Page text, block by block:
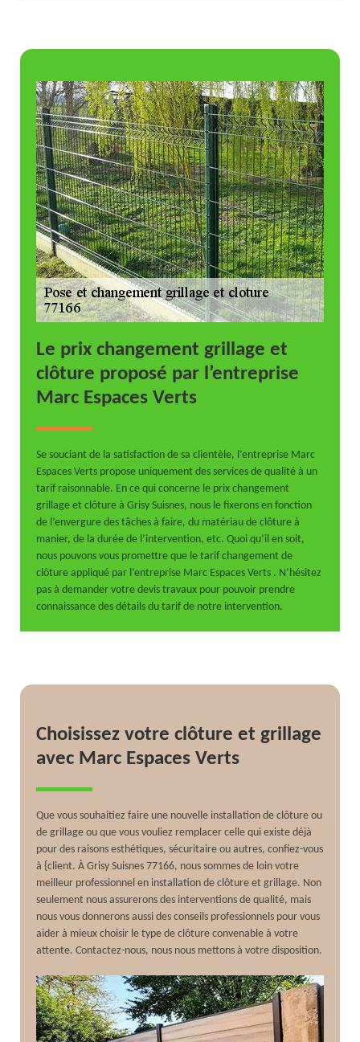
Le prix changement grillage et
clôture proposé par l’entreprise
Marc Espaces Verts
Se souciant de la satisfaction de sa clientèle, l’entreprise Marc
Espaces Verts propose uniquement des services de qualité à un
tarif raisonnable. En ce qui concerne le prix changement
grillage et clôture à Grisy Suisnes, nous le fixerons en fonction
de l’envergure des tâches à faire, du matériau de clôture à
manier, de la durée de l’intervention, etc. Quoi qu’il en soit,
nous pouvons vous promettre que le tarif changement de
clôture appliqué par l’entreprise Marc Espaces Verts . N’hésitez
pas à demander votre devis travaux pour pouvoir prendre
connaissance des détails du tarif de notre intervention.
Choisissez votre clôture et grillage
avec Marc Espaces Verts
Que vous souhaitiez faire une nouvelle installation de clôture ou
de grillage ou que vous vouliez remplacer celle qui existe déjà
pour des raisons esthétiques, sécuritaire ou autres, confiez-vous
à {client. À Grisy Suisnes 77166, nous sommes de loin votre
meilleur professionnel en installation de clôture et grillage. Non
seulement nous assurerons des interventions de qualité, mais
nous vous donnerons aussi des conseils professionnels pour vous
aider à mieux choisir le type de clôture convenable à votre
attente. Contactez-nous, nous nous mettons à votre disposition.